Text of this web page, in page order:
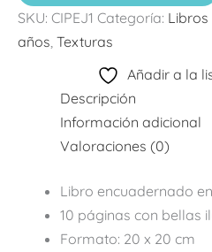
SKU: CIPEJ1 Categoría: Libros
años Texturas
Añadir a la
Descripción
Información adicional
Valoraciones (0)
Libro encuadernado
10 páginas con bellas
Formato: 20 x 20 cm